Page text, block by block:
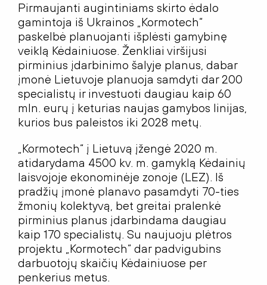
Pirmaujanti augintiniams skirto ėdalo
gamintoja iš Ukrainos „Kormotech“
paskelbė planuojanti išplėsti gamybinę
veiklą Kėdainiuose. Ženkliai viršijusi
pirminius įdarbinimo šalyje planus, dabar
įmonė Lietuvoje planuoja samdyti dar 200
specialistų ir investuoti daugiau kaip 60
mln. eurų į keturias naujas gamybos linijas,
kurios bus paleistos iki 2028 metų.
„Kormotech“ į Lietuvą įžengė 2020 m.
atidarydama 4500 kv. m. gamyklą Kėdainių
laisvojoje ekonominėje zonoje (LEZ). Iš
pradžių įmonė planavo pasamdyti 70-ties
žmonių kolektyvą, bet greitai pralenkė
pirminius planus įdarbindama daugiau
kaip 170 specialistų. Su naujuoju plėtros
projektu „Kormotech“ dar padvigubins
darbuotojų skaičių Kėdainiuose per
penkerius metus.